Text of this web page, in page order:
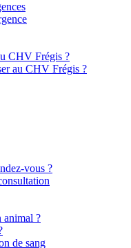
CHV Frégis ?
au CHV Frégis ?
vous ?
animal ?
de sang